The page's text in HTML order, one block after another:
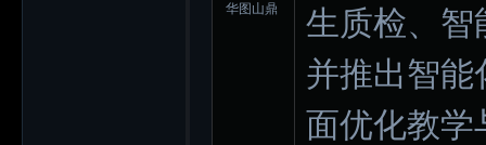
华图山鼎
生质检、智
并推出智能
面优化教学